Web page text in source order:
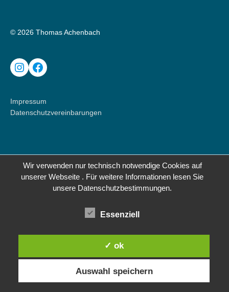
© 2026 Thomas Achenbach
Instagram
Facebook
Impressum
Datenschutzvereinbarungen
Wir verwenden nur technisch notwendige Cookies auf
unserer Webseite . Für weitere Informationen lesen Sie
unsere Datenschutzbestimmungen.
Essenziell
✓ ok
Auswahl speichern